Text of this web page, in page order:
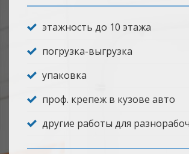
этажность до 10 этажа
погрузка-выгрузка
упаковка
проф. крепеж в кузове авто
другие работы для